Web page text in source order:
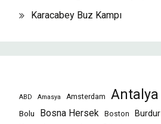
Karacabey Buz Kampı
ABD Amasya Amsterdam Antalya
Bolu Bosna Hersek Boston Burdur